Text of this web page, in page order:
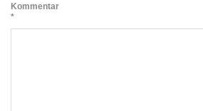
Kommentar
*